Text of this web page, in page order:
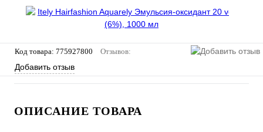
Код товара: 775927800 Отзывов:
Добавить отзыв
ОПИСАНИЕ ТОВАРА